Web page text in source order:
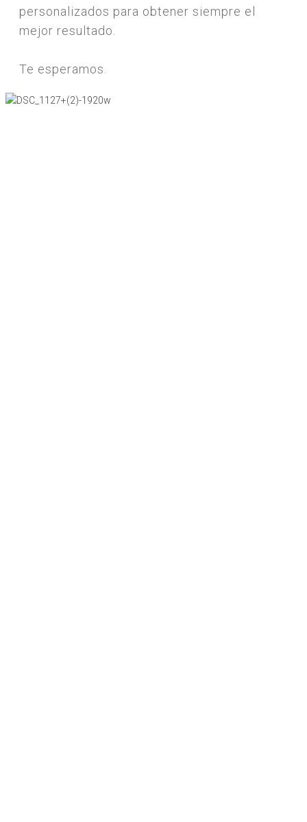
personalizados para obtener siempre el
mejor resultado.
Te esperamos.